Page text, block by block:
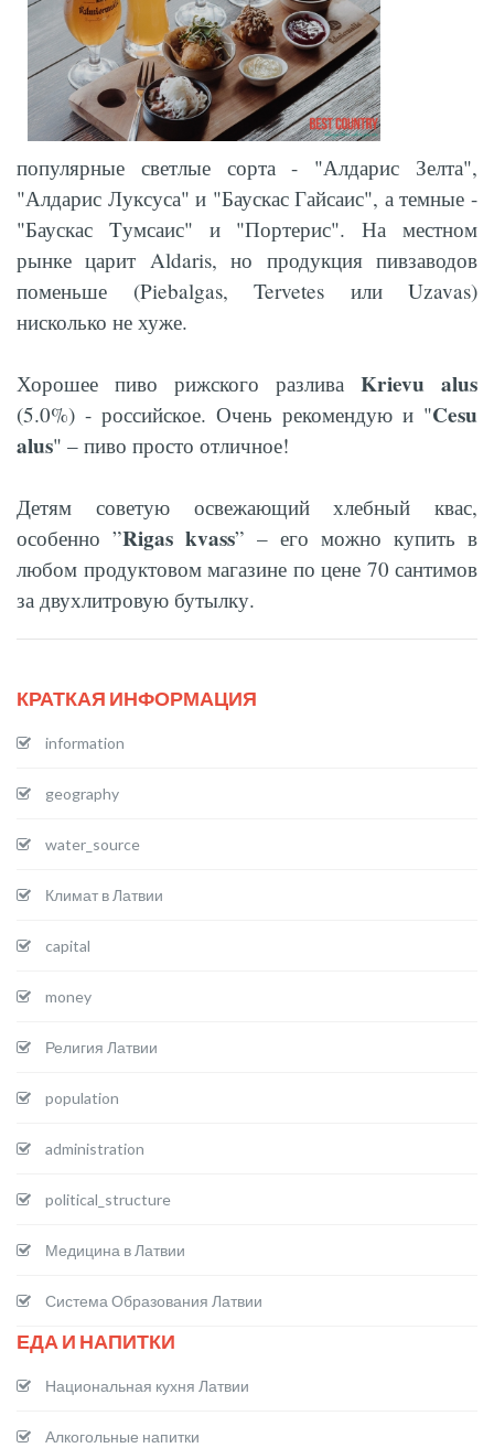
популярные светлые сорта - "Алдарис Зелта",
"Алдарис Луксуса" и "Баускас Гайсаис", а темные -
"Баускас Tумсаис" и "Портерис". На местном
рынке царит Aldaris, но продукция пивзаводов
поменьше (Piebalgas, Tervetes или Uzavas)
нисколько не хуже.
Хорошее пиво рижского разлива Krievu alus
(5.0%) - российское. Очень рекомендую и "Cesu
alus" – пиво просто отличное!
Детям советую освежающий хлебный квас,
особенно ”Rigas kvass” – его можно купить в
любом продуктовом магазине по цене 70 сантимов
за двухлитровую бутылку.
КРАТКАЯ ИНФОРМАЦИЯ
information
geography
water_source
Климат в Латвии
capital
money
Религия Латвии
population
administration
political_structure
Медицина в Латвии
Система Образования Латвии
ЕДА И НАПИТКИ
Национальная кухня Латвии
Алкогольные напитки